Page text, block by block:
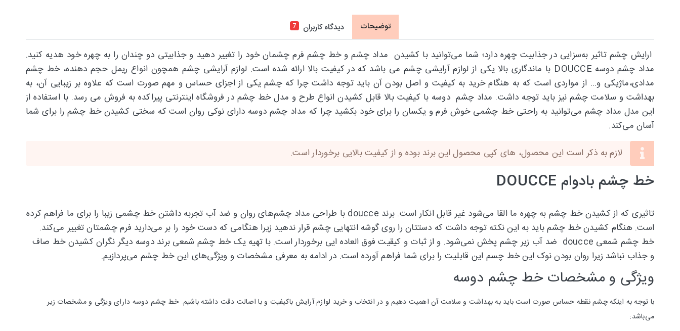
توضیحات دیدگاه کاربران 7
ارایش چشم تاثیر به‌سزایی در جذابیت چهره دارد؛ شما می‌توانید با کشیدن مداد چشم و خط چشم فرم چشمان خود را تغییر دهید و جذابیتی دو چندان را به چهره خود هدیه کنید.
مداد چشم دوسه DOUCCE با ماندگاری بالا یکی از لوازم آرایشی چشم می باشد که در کیفیت بالا ارائه شده است. لوازم آرایشی چشم همچون انواع ریمل حجم دهنده، خط چشم
مدادی،ماژیکی و... از مواردی است که به هنگام خرید به کیفیت و اصل بودن آن باید توجه داشت چرا که چشم یکی از اجزای حساس و مهم صورت است که علاوه بر زیبایی آن، به
بهداشت و سلامت چشم نیز باید توجه داشت. مداد چشم دوسه با کیفیت بالا قابل کشیدن انواع طرح و مدل خط چشم در فروشگاه اینترنتی پیراکده به فروش می رسد. با استفاده از
این مدل مداد چشم می‌توانید به راحتی خط چشمی خوش فرم و یکسان را برای خود بکشید چرا که مداد چشم دوسه دارای نوکی روان است که سختی کشیدن خط چشم را برای شما
آسان می‌کند.
لازم به ذکر است این محصول، های کپی محصول این برند بوده و از کیفیت بالایی برخوردار است.
خط چشم بادوام DOUCCE
تاثیری که از کشیدن خط چشم به چهره ما القا می‌شود غیر قابل انکار است. برند doucce با طراحی مداد چشم‌های روان و ضد آب تجربه داشتن خط چشمی زیبا را برای ما فراهم کرده
است. هنگام کشیدن خط چشم باید به این نکته توجه داشت که دستتان را روی گوشه انتهایی چشم قرار ندهید زیرا هنگامی که دست خود را بر می‌دارید فرم چشمتان تغییر می‌کند.
خط چشم شمعی doucce ضد آب زیر چشم پخش نمی‌شود. و از ثبات و کیقیت فوق العاده ایی برخوردار است. با تهیه یک خط چشم شمعی برند دوسه دیگر نگران کشیدن خط صاف
و جذاب نباشد زیرا روان بودن نوک این خط چسم این قابلیت را برای شما فراهم آورده است. در ادامه به معرفی مشخصات و ویژگی‌های این خط چشم می‌پردازیم.
ویژگی و مشخصات خط چشم دوسه
با توجه به اینکه چشم نقطه حساس صورت است باید به بهداشت و سلامت آن اهمیت دهیم و در انتخاب و خرید لوازم آرایش باکیفیت و با اصالت دقت داشته باشیم. خط چشم دوسه دارای ویژگی و مشخصات زیر
می‌باشد: